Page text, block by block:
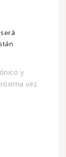
y
vez